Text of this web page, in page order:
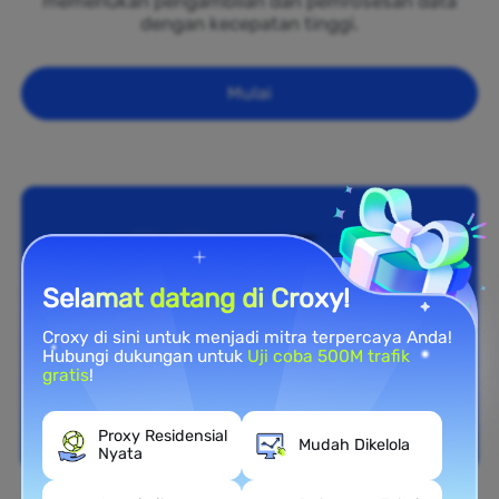
dengan kecepatan tinggi.
Mulai
Selamat datang di Croxy!
Croxy di sini untuk menjadi mitra terpercaya Anda!
Hubungi dukungan untuk Uji coba 500M trafik
gratis!
Proxy Residensial
Nyata
Mudah Dikelola